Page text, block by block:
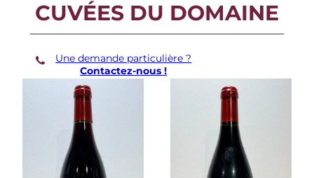
CUVÉES DU DOMAINE
Une demande particulière ?
Contactez-nous !